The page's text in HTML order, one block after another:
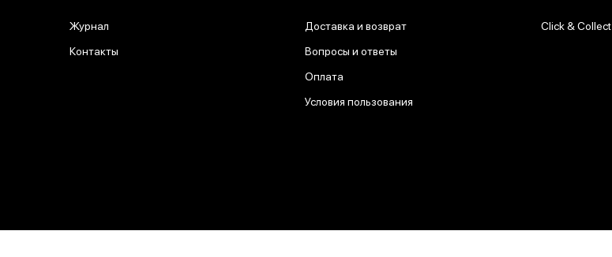
Журнал
Контакты
Доставка и возврат
Вопросы и ответы
Оплата
Условия пользования
Click & Collect